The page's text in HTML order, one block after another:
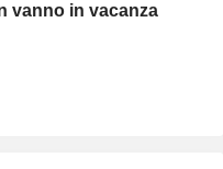
vanno in vacanza